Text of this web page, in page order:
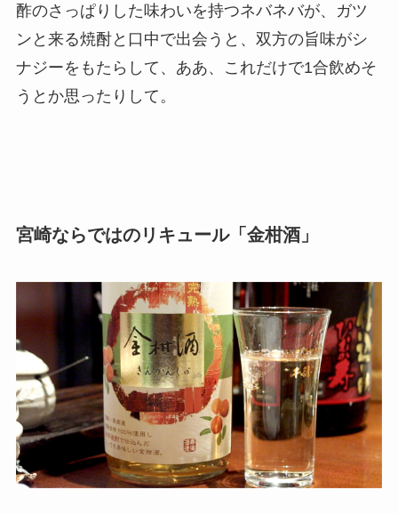
酢のさっぱりした味わいを持つネバネバが、ガツ
ンと来る焼酎と口中で出会うと、双方の旨味がシ
ナジーをもたらして、ああ、これだけで1合飲めそ
うとか思ったりして。
宮崎ならではのリキュール「金柑酒」